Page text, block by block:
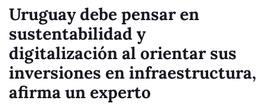
Uruguay debe pensar en
sustentabilidad y
digitalización al orientar sus
inversiones en infraestructura,
afirma un experto